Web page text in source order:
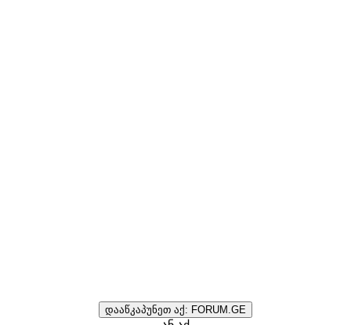
დააწკაპუნეთ აქ: FORUM.GE